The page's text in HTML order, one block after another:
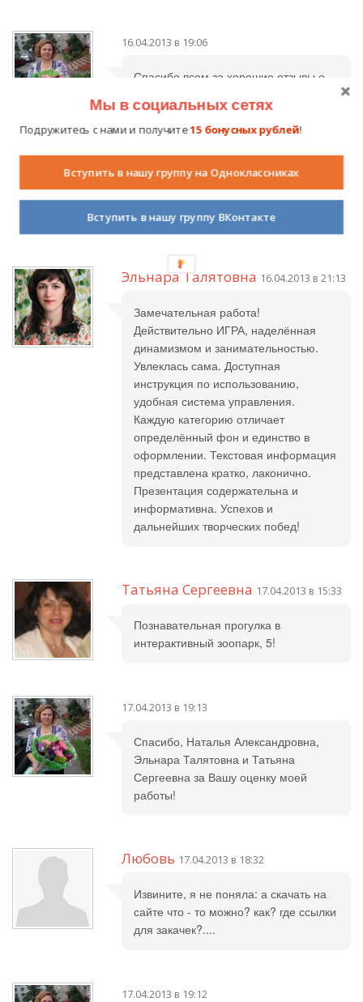
16.04.2013 в 19:06
Спасибо всем за хорошие отзывы о
Наталья Александровна 16.04.2013 в
20:01
Прекрасный материал. Спасибо!
Эльнара Талятовна 16.04.2013 в 21:13
Замечательная работа!
Действительно ИГРА, наделённая
динамизмом и занимательностью.
Увлеклась сама. Доступная
инструкция по использованию,
удобная система управления.
Каждую категорию отличает
определённый фон и единство в
оформлении. Текстовая информация
представлена кратко, лаконично.
Презентация содержательна и
информативна. Успехов и
дальнейших творческих побед!
Татьяна Сергеевна 17.04.2013 в 15:33
Познавательная прогулка в
интерактивный зоопарк, 5!
17.04.2013 в 19:13
Спасибо, Наталья Александровна,
Эльнара Талятовна и Татьяна
Сергеевна за Вашу оценку моей
работы!
Любовь 17.04.2013 в 18:32
Извините, я не поняла: а скачать на
сайте что - то можно? как? где ссылки
для закачек?....
17.04.2013 в 19:12
Мы в социальных сетях
Подружитесь с нами и получите15 бонусных рублей!
Вступить в нашу группу на Одноклассниках
Вступить в нашу группу ВКонтакте